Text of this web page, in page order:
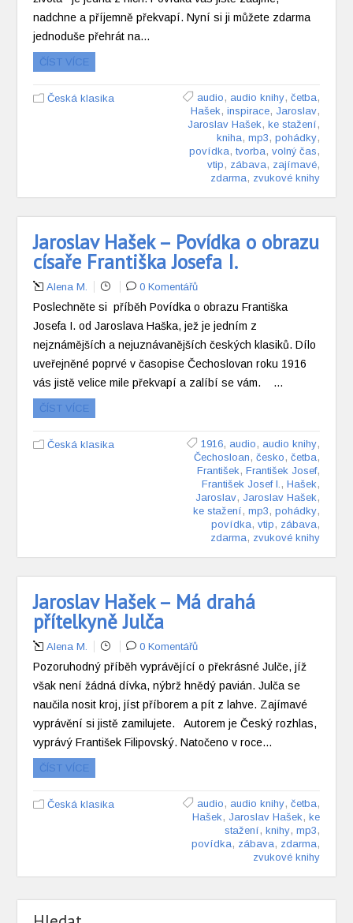
nadchne a příjemně překvapí. Nyní si ji můžete zdarma
jednoduše přehrát na…
ČÍST VÍCE
Česká klasika audio , audio knihy, četba,
Hašek, inspirace, Jaroslav,
Jaroslav Hašek, ke stažení ,
kniha, mp3 , pohádky,
povídka, tvorba, volný čas ,
vtip , zábava, zajímavé,
zdarma, zvukové knihy
Jaroslav Hašek – Povídka o obrazu
císaře Františka Josefa I.
Alena M. 0 Komentářů
Poslechněte si příběh Povídka o obrazu Františka
Josefa I. od Jaroslava Haška, jež je jedním z
nejznámějších a nejuznávanějších českých klasiků. Dílo
uveřejněné poprvé v časopise Čechoslovan roku 1916
vás jistě velice mile překvapí a zalíbí se vám. …
ČÍST VÍCE
Česká klasika 1916, audio , audio knihy,
Čechosloan , česko , četba,
František, František Josef,
František Josef I. , Hašek,
Jaroslav, Jaroslav Hašek,
ke stažení , mp3 , pohádky,
povídka, vtip , zábava,
zdarma, zvukové knihy
Jaroslav Hašek – Má drahá
přítelkyně Julča
Alena M. 0 Komentářů
Pozoruhodný příběh vyprávějící o překrásné Julče, jíž
však není žádná dívka, nýbrž hnědý pavián. Julča se
naučila nosit kroj, jíst příborem a pít z lahve. Zajímavé
vyprávění si jistě zamilujete. Autorem je Český rozhlas,
vyprávý František Filipovský. Natočeno v roce…
ČÍST VÍCE
Česká klasika audio , audio knihy, četba,
Hašek, Jaroslav Hašek, ke
stažení , knihy, mp3 ,
povídka, zábava, zdarma,
zvukové knihy